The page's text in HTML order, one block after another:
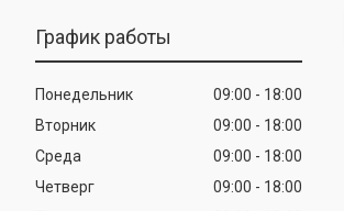
График работы
Понедельник 09:00
18:00
Вторник
09:00
18:00
Среда
09:00
18:00
Четверг
09:00
18:00